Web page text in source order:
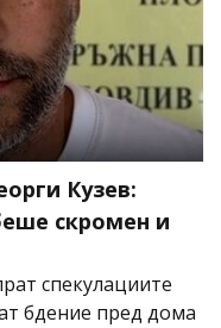
Кузев:
скромен и
спекулациите
бдение пред дома